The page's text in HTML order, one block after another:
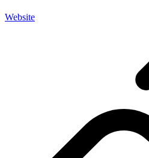
Website